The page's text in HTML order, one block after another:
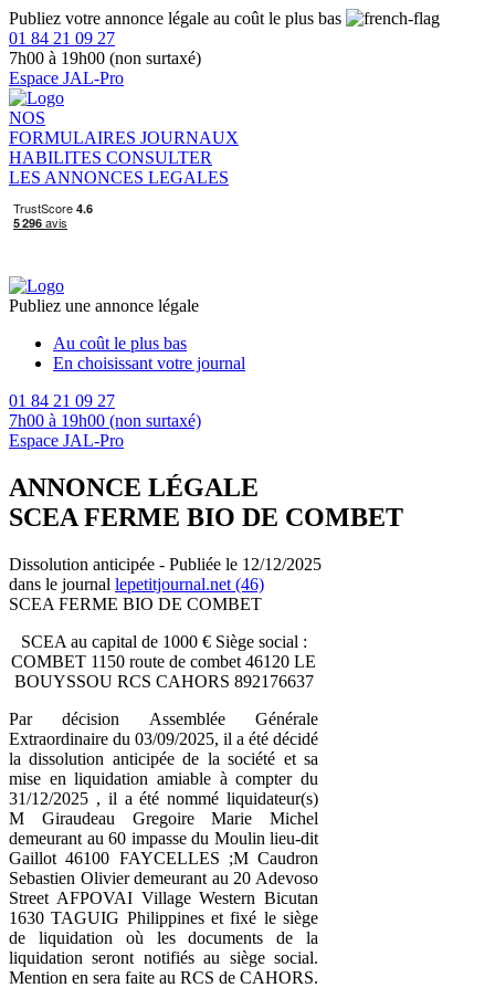
Publiez votre annonce légale au coût le plus bas
01 84 21 09 27
7h00 à 19h00 (non surtaxé)
Espace JAL-Pro
NOS
FORMULAIRES JOURNAUX
HABILITES CONSULTER
LES ANNONCES LEGALES
Publiez une annonce légale
Au coût le plus bas
En choisissant votre journal
01 84 21 09 27
7h00 à 19h00 (non surtaxé)
Espace JAL-Pro
ANNONCE LÉGALE
SCEA FERME BIO DE COMBET
Dissolution anticipée - Publiée le 12/12/2025
dans le journal lepetitjournal.net (46)
SCEA FERME BIO DE COMBET
SCEA au capital de 1000 € Siège social :
COMBET 1150 route de combet 46120 LE
BOUYSSOU RCS CAHORS 892176637
Par décision Assemblée Générale
Extraordinaire du 03/09/2025, il a été décidé
la dissolution anticipée de la société et sa
mise en liquidation amiable à compter du
31/12/2025 , il a été nommé liquidateur(s)
M Giraudeau Gregoire Marie Michel
demeurant au 60 impasse du Moulin lieu-dit
Gaillot 46100 FAYCELLES ;M Caudron
Sebastien Olivier demeurant au 20 Adevoso
Street AFPOVAI Village Western Bicutan
1630 TAGUIG Philippines et fixé le siège
de liquidation où les documents de la
liquidation seront notifiés au siège social.
Mention en sera faite au RCS de CAHORS.